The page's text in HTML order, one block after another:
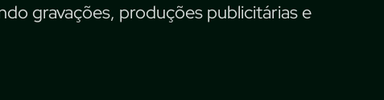
gravações, produções publicitárias e